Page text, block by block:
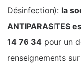
Désinfection): la
ANTIPARASITES
14 76 34 pour un
renseignements